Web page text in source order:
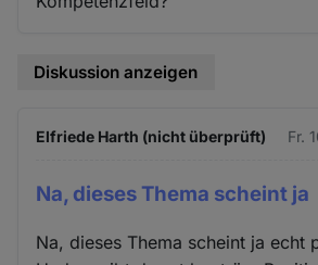
Diskussion anzeigen
Elfriede Harth (nicht überprüft) Fr.
Na, dieses Thema scheint ja
Na, dieses Thema scheint ja echt